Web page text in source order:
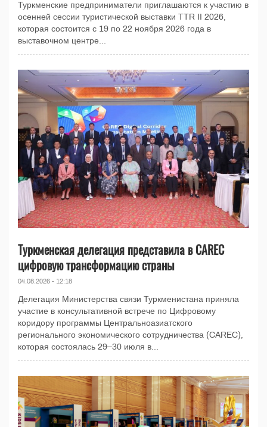
Туркменские предприниматели приглашаются к участию в
осенней сессии туристической выставки TTR II 2026,
которая состоится с 19 по 22 ноября 2026 года в
выставочном центре...
Туркменская делегация представила в CAREC
цифровую трансформацию страны
04.08.2026 - 12:18
Делегация Министерства связи Туркменистана приняла
участие в консультативной встрече по Цифровому
коридору программы Центральноазиатского
регионального экономического сотрудничества (CAREC),
которая состоялась 29–30 июля в...